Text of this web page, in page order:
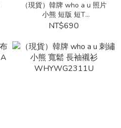
（現貨）韓牌 who a u 照片
小熊 短版 短T
WHRPG2451F
NT$690